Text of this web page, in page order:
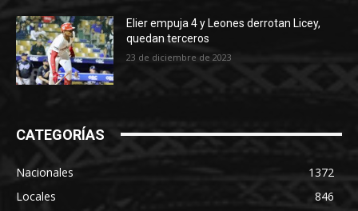
Elier empuja 4 y Leones derrotan Licey,
quedan terceros
23 de diciembre de 2023
CATEGORÍAS
Nacionales
1372
Locales
846